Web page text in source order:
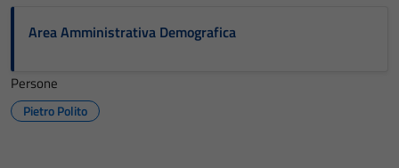
Area Amministrativa Demografica
Persone
Pietro Polito